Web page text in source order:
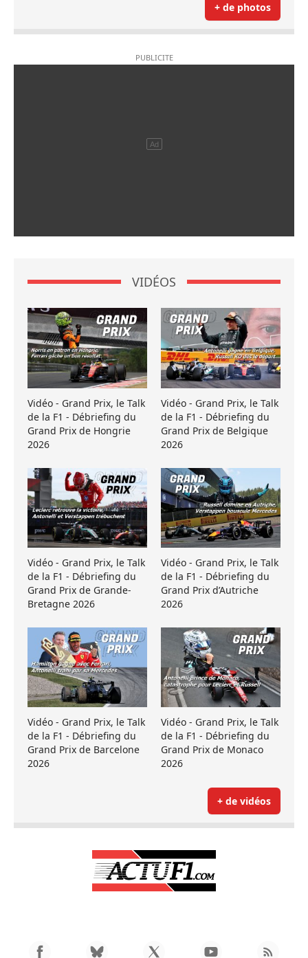
+ de photos
VIDÉOS
Vidéo - Grand Prix, le Talk
de la F1 - Débriefing du
Grand Prix de Hongrie
2026
Vidéo - Grand Prix, le Talk
de la F1 - Débriefing du
Grand Prix de Belgique
2026
Vidéo - Grand Prix, le Talk
de la F1 - Débriefing du
Grand Prix de Grande-
Bretagne 2026
Vidéo - Grand Prix, le Talk
de la F1 - Débriefing du
Grand Prix d’Autriche
2026
Vidéo - Grand Prix, le Talk
de la F1 - Débriefing du
Grand Prix de Barcelone
2026
Vidéo - Grand Prix, le Talk
de la F1 - Débriefing du
Grand Prix de Monaco
2026
+ de vidéos